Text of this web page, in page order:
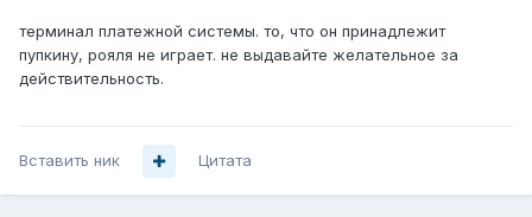
терминал платежной системы. то, что он принадлежит
пупкину, рояля не играет. не выдавайте желательное за
действительность.
Вставить ник Цитата